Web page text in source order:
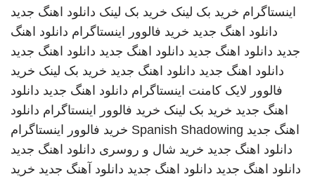
اینستاگرام خرید بک لینک خرید بک لینک دانلود اهنگ جدید
دانلود اهنگ جدید خرید فالوور اینستاگرام دانلود اهنگ
جدید دانلود اهنگ جدید دانلود اهنگ جدید دانلود اهنگ جدید
دانلود اهنگ جدید دانلود اهنگ جدید خرید بک لینک خرید
فالوور لایک کامنت اینستاگرام دانلود اهنگ جدید دانلود
اهنگ جدید خرید بک لینک خرید فالوور اینستاگرام دانلود
اهنگ جدید Spanish Shadowing خرید فالوور اینستاگرام
دانلود اهنگ جدید خرید شال و روسری دانلود اهنگ جدید
دانلود اهنگ جدید دانلود اهنگ جدید دانلود آهنگ جدید خرید